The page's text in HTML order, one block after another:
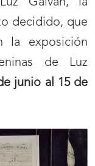
Galván, la
decidido, que
la exposición
de Luz
junio al 15 de